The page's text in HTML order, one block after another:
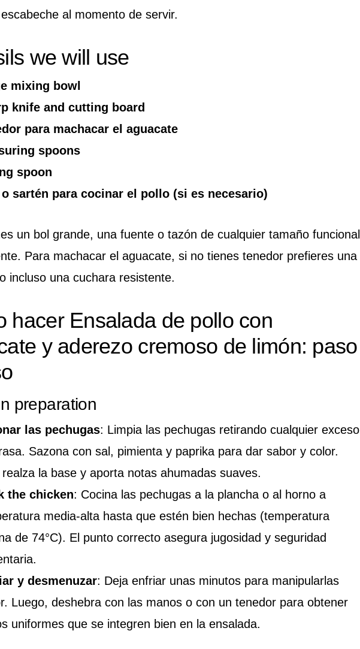
al momento de servir.
we will use
mixing bowl
knife and cutting board
para machacar el aguacate
spoons
spoon
sartén para cocinar el pollo (si es necesario)
un bol grande, una fuente o tazón de cualquier tamaño funcional
Para machacar el aguacate, si no tienes tenedor prefieres una
incluso una cuchara resistente.
hacer Ensalada de pollo con
y aderezo cremoso de limón: paso
preparation
las pechugas: Limpia las pechugas retirando cualquier exceso
Sazona con sal, pimienta y paprika para dar sabor y color.
la base y aporta notas ahumadas suaves.
the chicken: Cocina las pechugas a la plancha o al horno a
media-alta hasta que estén bien hechas (temperatura
de 74°C). El punto correcto asegura jugosidad y seguridad
y desmenuzar: Deja enfriar unas minutos para manipularlas
Luego, deshebra con las manos o con un tenedor para obtener
uniformes que se integren bien en la ensalada.